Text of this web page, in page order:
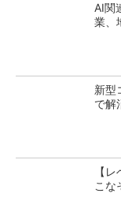
AI関
業、
新型
で解
【
こな